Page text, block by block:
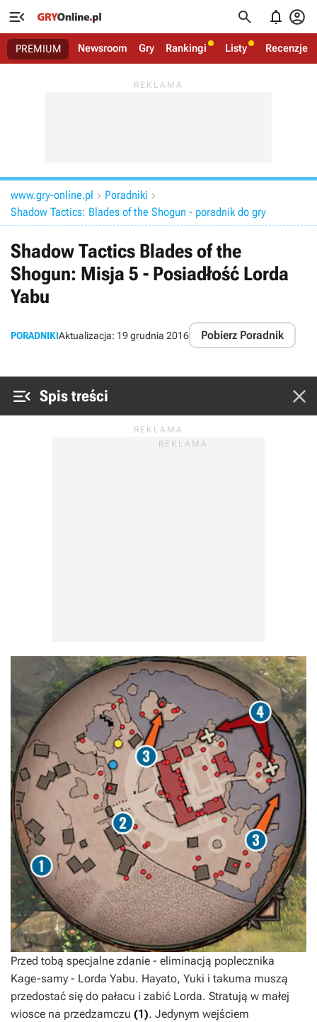
   
PREMIUM Newsroom Gry Rankingi Listy Recenzje
www.gry-online.pl  Poradniki 
Shadow Tactics: Blades of the Shogun - poradnik do gry
Shadow Tactics Blades of the
Shogun: Misja 5 - Posiadłość Lorda
Yabu
PORADNIKIAktualizacja: 19 grudnia 2016 Pobierz Poradnik
 Spis treści 
Przed tobą specjalne zdanie - eliminacją poplecznika
Kage-samy - Lorda Yabu. Hayato, Yuki i takuma muszą
przedostać się do pałacu i zabić Lorda. Stratują w małej
wiosce na przedzamczu (1). Jedynym wejściem